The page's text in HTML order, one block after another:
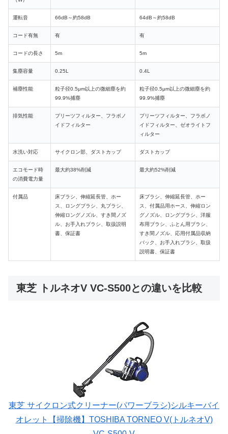
運転音 66dB～約58dB 64dB ～約58dB
コード有無 有 有
コードの長さ 5m 5m
集塵容量 0.25L 0.4L
補塵性能
粒子径0.5μm以上の微細塵を約
99.9%捕塵
粒子径0.5μm以上の微細塵を約
99.9%捕塵
排気性能
プリーツフィルター、フラボノ
イドフィルター
プリーツフィルター、フラボノ
イドフィルター、 ゼオライトフ
ィルター
水洗い対応 サイクロン部 、ダストカップ ダストカップ
エコモード時
の消費電力量
最大約38%削減 最大約52%削減
付属品
床ブラシ、伸縮延長管、ホー
ス、ロングブラシ、 丸ブラシ
伸縮ロングノズル、すき間ノズ
ル、お手入れブラシ、取扱説明
書、保証書
床ブラシ、伸縮延長管、ホー
ス、 付属品用ホース
、伸縮ロン
グノズル、ロングブラシ、 洋服
布用ブラシ、ふとん用ブラシ
すき間ノズル、 応用付属品収納
バック
、お手入れブラシ、取扱
説明書、保証書
東芝 トルネオV VC-S500との違いを比較
東芝 サイクロン式クリーナー(パワーブラシ)シルキーバイ
オレット【掃除機】TOSHIBA TORNEO V(トルネオV)